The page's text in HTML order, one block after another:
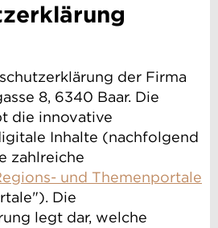
der Firma
8, 6340 Baar. Die
die innovative
Inhalte (nachfolgend
zahlreiche
und Themenportale
Die
legt dar, welche